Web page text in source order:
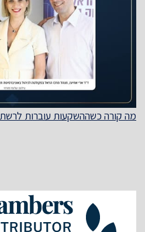
מה קורה כשההשקעות עוברות